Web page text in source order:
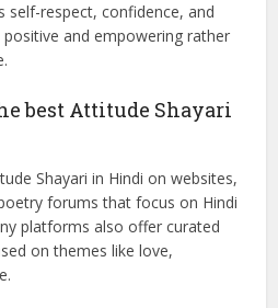
about being
about being rude or
and empowering rather
best Attitude Shayari